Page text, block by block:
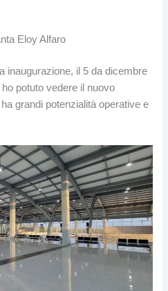
Eloy Alfaro
inaugurazione, il 5 da dicembre
ho potuto vedere il nuovo
grandi potenzialità operative e